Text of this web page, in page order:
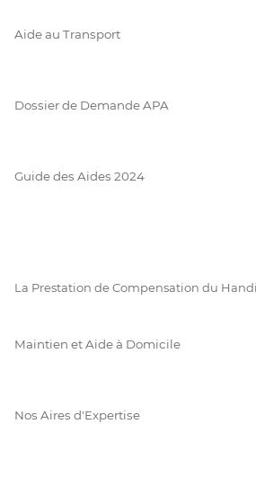
Aide au Transport
Dossier de Demande APA
Guide des Aides 2024
La Prestation de Compensation du
Maintien et Aide à Domicile
Nos Aires d'Expertise